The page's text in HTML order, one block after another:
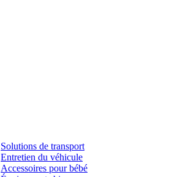
Solutions de transport
Entretien du véhicule
Accessoires pour bébé